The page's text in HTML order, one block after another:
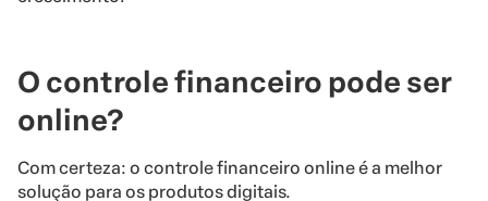
O controle financeiro pode ser
online?
Com certeza: o controle financeiro online é a melhor
solução para os produtos digitais.